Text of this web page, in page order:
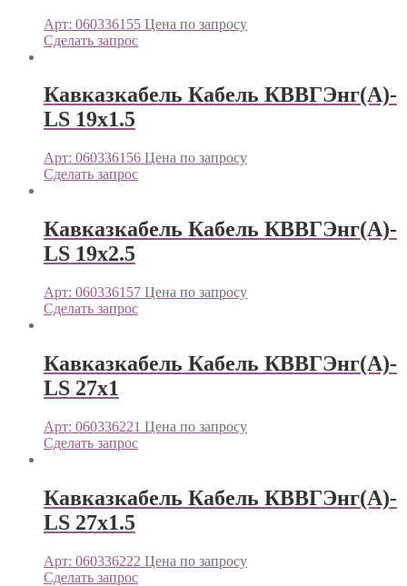
Арт: 060336155 Цена по запросу
Сделать запрос
Кавказкабель Кабель КВВГЭнг(А)-
LS 19х1.5
Арт: 060336156 Цена по запросу
Сделать запрос
Кавказкабель Кабель КВВГЭнг(А)-
LS 19х2.5
Арт: 060336157 Цена по запросу
Сделать запрос
Кавказкабель Кабель КВВГЭнг(А)-
LS 27х1
Арт: 060336221 Цена по запросу
Сделать запрос
Кавказкабель Кабель КВВГЭнг(А)-
LS 27х1.5
Арт: 060336222 Цена по запросу
Сделать запрос